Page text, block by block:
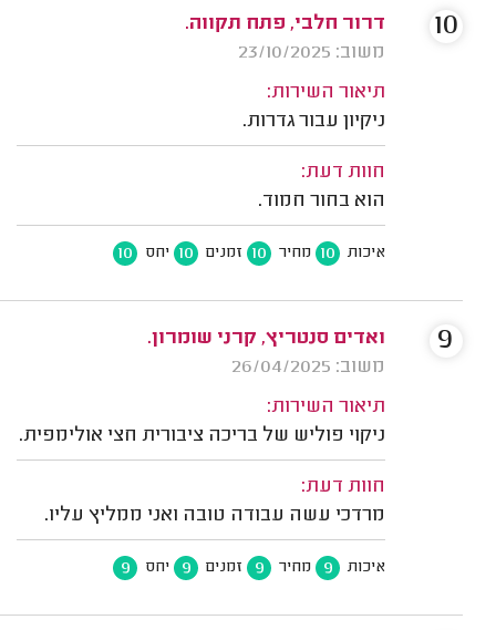
דרור חלבי, פתח תקווה.
משוב: 23/10/2025
תיאור השירות:
ניקיון עבור גדרות.
חוות דעת:
הוא בחור חמוד.
איכות 10 מחיר 10 זמנים 10 יחס 10
10
ואדים סנטריץ, קרני שומרון.
משוב: 26/04/2025
תיאור השירות:
ניקוי פוליש של בריכה ציבורית חצי אולימפית.
חוות דעת:
מרדכי עשה עבודה טובה ואני ממליץ עליו.
איכות 9 מחיר 9 זמנים 9 יחס 9
9